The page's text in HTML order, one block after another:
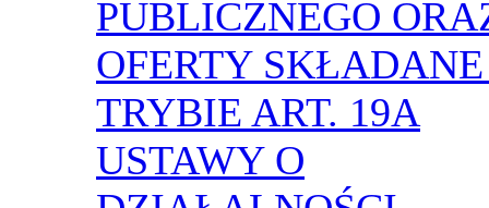
PUBLICZNEGO
OFERTY
TRYBIE ART. 19A
USTAWY O